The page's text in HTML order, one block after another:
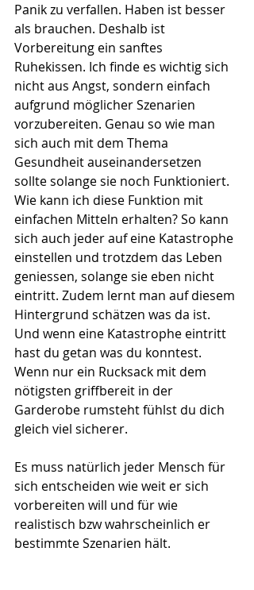
Panik zu verfallen. Haben ist besser
als brauchen. Deshalb ist
Vorbereitung ein sanftes
Ruhekissen. Ich finde es wichtig sich
nicht aus Angst, sondern einfach
aufgrund möglicher Szenarien
vorzubereiten. Genau so wie man
sich auch mit dem Thema
Gesundheit auseinandersetzen
sollte solange sie noch Funktioniert.
Wie kann ich diese Funktion mit
einfachen Mitteln erhalten? So kann
sich auch jeder auf eine Katastrophe
einstellen und trotzdem das Leben
geniessen, solange sie eben nicht
eintritt. Zudem lernt man auf diesem
Hintergrund schätzen was da ist.
Und wenn eine Katastrophe eintritt
hast du getan was du konntest.
Wenn nur ein Rucksack mit dem
nötigsten griffbereit in der
Garderobe rumsteht fühlst du dich
gleich viel sicherer.
Es muss natürlich jeder Mensch für
sich entscheiden wie weit er sich
vorbereiten will und für wie
realistisch bzw wahrscheinlich er
bestimmte Szenarien hält.